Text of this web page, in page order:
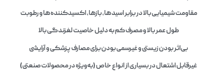
مقاومت شیمیایی بالادر برابر اسیدها، بازها، اکسیدکننده‌ها و رطوبت
طول عمر بالا و مصرف کمبه دلیل خاصیت لغزندگی بالا
بی‌اثر بودن زیستی و غیرسمی بودنبرای مصارف پزشکی و آرایشی
غیرقابل اشتعال در بسیاری از انواع خاص(به‌ویژه در محصولات صنعتی)